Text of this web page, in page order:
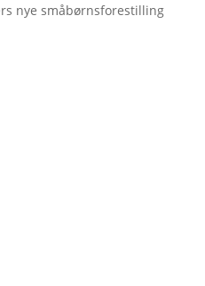
nye småbørnsforestilling